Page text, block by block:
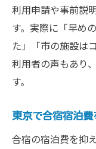
利用申請や事前説
す。実際に「早め
た」「市の施設は
利用者の声もあり
す。
東京で合宿宿泊
合宿の宿泊費を抑